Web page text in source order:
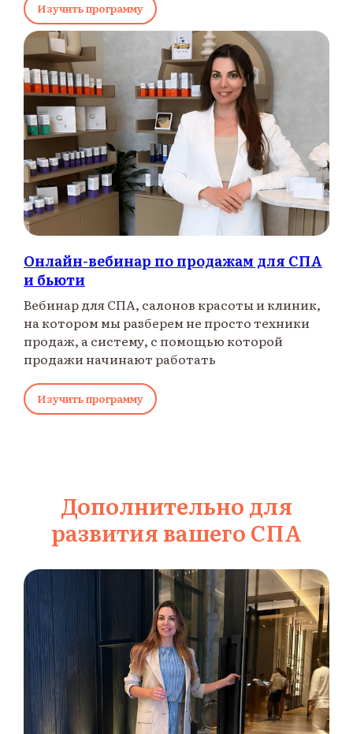
Изучить программу
Онлайн-вебинар по продажам для СПА
и бьюти
Вебинар для СПА, салонов красоты и клиник,
на котором мы разберем не просто техники
продаж, а систему, с помощью которой
продажи начинают работать
Изучить программу
Дополнительно для
развития вашего СПА